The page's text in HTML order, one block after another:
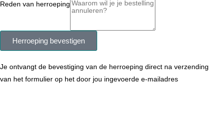
Reden van herroeping
Herroeping bevestigen
Je ontvangt de bevestiging van de herroeping direct na verzending
van het formulier op het door jou ingevoerde e-mailadres